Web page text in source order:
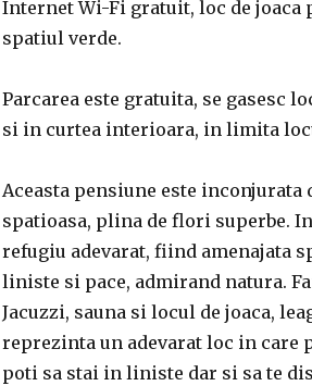
Internet Wi-Fi gratuit, loc de joaca
spatiul verde.
Parcarea este gratuita, se gasesc
si in curtea interioara, in limita
Aceasta pensiune este
spatioasa, plina de flori superbe.
refugiu adevarat, fiind amenajata
liniste si pace, admirand natura.
Jacuzzi, sauna si locul de joaca,
reprezinta un adevarat loc in
poti sa stai in liniste dar si sa te